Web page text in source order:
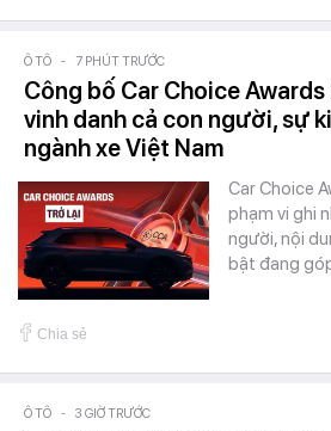
Ô TÔ - 7 PHÚT TRƯỚC
Công bố Car Choice
vinh danh cả con người, sự
ngành xe Việt Nam
Car Choice
phạm vi ghi
người, nội
bật đang
Chia sẻ
Ô TÔ - 3 GIỜ TRƯỚC